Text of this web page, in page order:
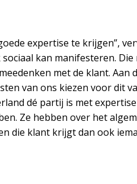
expertise te krijgen”,
kan manifesteren.
met de klant.
van ons kiezen voor dit
dé partij is met
Ze hebben over het
die klant krijgt dan ook